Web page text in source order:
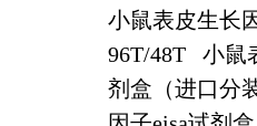
小鼠表皮生长
96T/48T
小鼠
剂盒（进口分